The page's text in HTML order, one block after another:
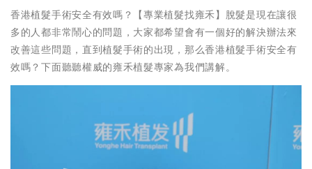
香港植髮手術安全有效嗎？【專業植髮找雍禾】脫髮是現在讓很
多的人都非常鬧心的問題，大家都希望會有一個好的解決辦法來
改善這些問題，直到植髮手術的出現，那么香港植髮手術安全有
效嗎？下面聽聽權威的雍禾植髮專家為我們講解。